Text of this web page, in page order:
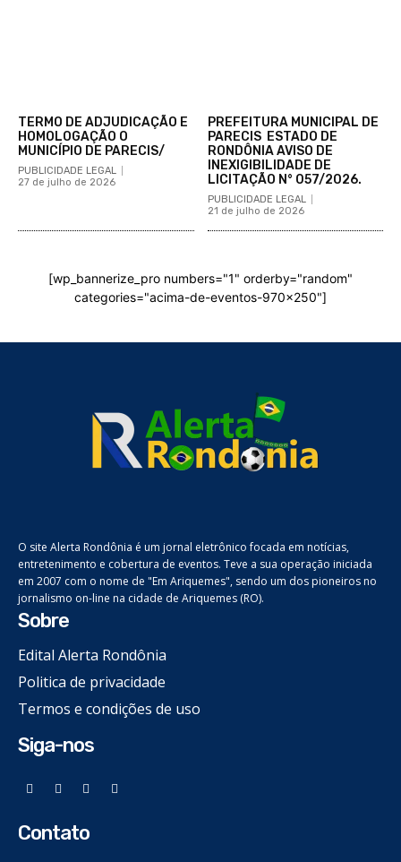
TERMO DE ADJUDICAÇÃO E
HOMOLOGAÇÃO O
MUNICÍPIO DE PARECIS/
PUBLICIDADE LEGAL
27 de julho de 2026
PREFEITURA MUNICIPAL DE
PARECIS ESTADO DE
RONDÔNIA AVISO DE
INEXIGIBILIDADE DE
LICITAÇÃO N° 057/2026.
PUBLICIDADE LEGAL
21 de julho de 2026
[wp_bannerize_pro numbers="1" orderby="random"
categories="acima-de-eventos-970x250"]
O site Alerta Rondônia é um jornal eletrônico focada em notícias,
entretenimento e cobertura de eventos. Teve a sua operação iniciada
em 2007 com o nome de "Em Ariquemes", sendo um dos pioneiros no
jornalismo on-line na cidade de Ariquemes (RO).
Sobre
Edital Alerta Rondônia
Politica de privacidade
Termos e condições de uso
Siga-nos
Contato